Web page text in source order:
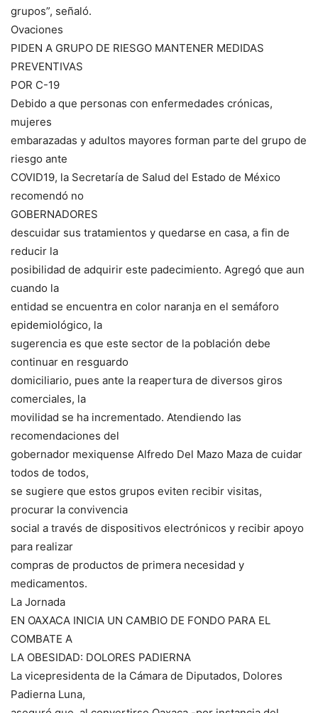
grupos”, señaló.
Ovaciones
PIDEN A GRUPO DE RIESGO MANTENER MEDIDAS
PREVENTIVAS
POR C-19
Debido a que personas con enfermedades crónicas,
mujeres
embarazadas y adultos mayores forman parte del grupo de
riesgo ante
COVID19, la Secretaría de Salud del Estado de México
recomendó no
GOBERNADORES
descuidar sus tratamientos y quedarse en casa, a fin de
reducir la
posibilidad de adquirir este padecimiento. Agregó que aun
cuando la
entidad se encuentra en color naranja en el semáforo
epidemiológico, la
sugerencia es que este sector de la población debe
continuar en resguardo
domiciliario, pues ante la reapertura de diversos giros
comerciales, la
movilidad se ha incrementado. Atendiendo las
recomendaciones del
gobernador mexiquense Alfredo Del Mazo Maza de cuidar
todos de todos,
se sugiere que estos grupos eviten recibir visitas,
procurar la convivencia
social a través de dispositivos electrónicos y recibir apoyo
para realizar
compras de productos de primera necesidad y
medicamentos.
La Jornada
EN OAXACA INICIA UN CAMBIO DE FONDO PARA EL
COMBATE A
LA OBESIDAD: DOLORES PADIERNA
La vicepresidenta de la Cámara de Diputados, Dolores
Padierna Luna,